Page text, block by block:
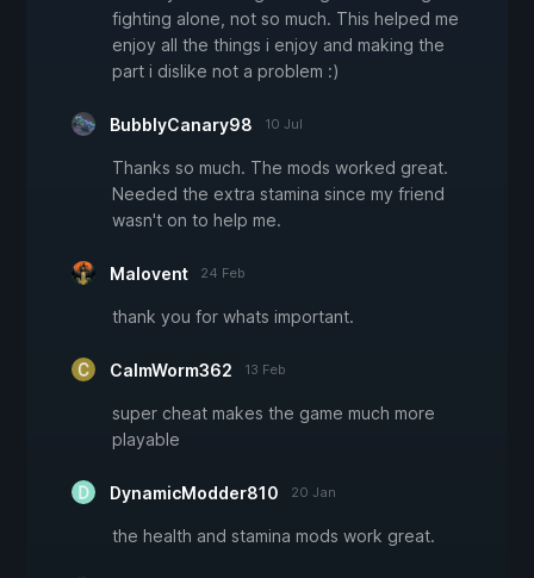
fighting alone, not so much. This helped me
enjoy all the things i enjoy and making the
part i dislike not a problem :)
BubblyCanary98 10 Jul
Thanks so much. The mods worked great.
Needed the extra stamina since my friend
wasn't on to help me.
Malovent 24 Feb
thank you for whats important.
CalmWorm362 13 Feb
super cheat makes the game much more
playable
DynamicModder810 20 Jan
the health and stamina mods work great.